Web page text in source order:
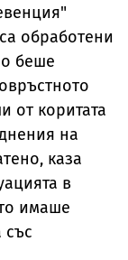
обработени
беше
от коритата
на
каза
в
имаше